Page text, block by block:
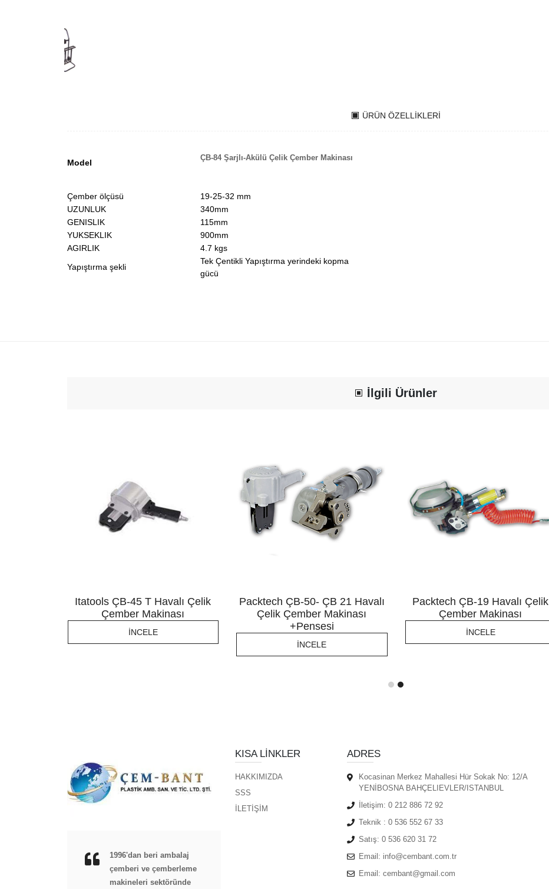
ÜRÜN ÖZELLIKLERI
Model
ÇB-84 Şarjlı-Akülü Çelik Çember Makinası
Çember ölçüsü
19-25-32 mm
UZUNLUK
340mm
GENISLIK
115mm
YUKSEKLIK
900mm
AGIRLIK
4.7 kgs
Yapıştırma şekli
Tek Çentikli Yapıştırma yerindeki kopma
gücü
İlgili Ürünler
Itatools ÇB-45 T Havalı Çelik
Çember Makinası
İNCELE
Packtech ÇB-50- ÇB 21 Havalı
Çelik Çember Makinası
+Pensesi
İNCELE
Packtech ÇB-19 Havalı Çelik
Çember Makinası
İNCELE
1996'dan beri ambalaj
çemberi ve çemberleme
makineleri sektöründe
KISA LINKLER
HAKKIMIZDA
SSS
İLETİŞİM
ADRES
Kocasinan Merkez Mahallesi Hür Sokak No: 12/A
YENİBOSNA BAHÇELIEVLER/ISTANBUL
İletişim: 0 212 886 72 92
Teknik : 0 536 552 67 33
Satış: 0 536 620 31 72
Email: info@cembant.com.tr
Email: cembant@gmail.com